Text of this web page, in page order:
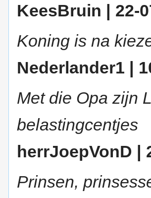
KeesBruin | 22-
Koning is na
Nederlander1 |
Met die Opa zijn
belastingcentjes
herrJoepVonD |
Prinsen,